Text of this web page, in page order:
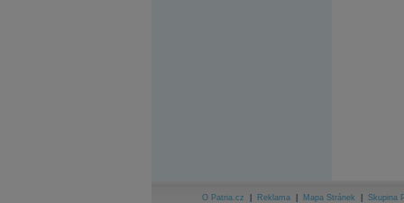
O Patria.cz Reklama Mapa Stránek Skupina